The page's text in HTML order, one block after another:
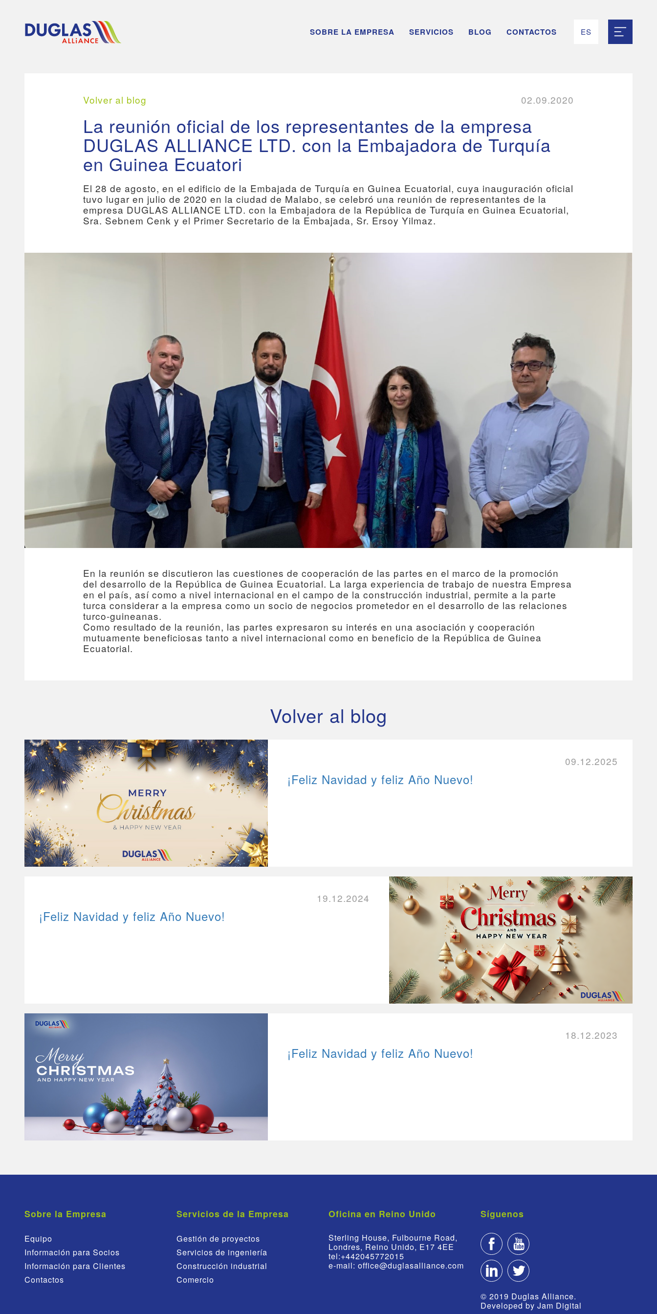
SOBRE LA EMPRESA SERVICIOS BLOG CONTACTOS ES
Volver al blog 02.09.2020
La reunión oficial de los representantes de la empresa
DUGLAS ALLIANCE LTD. con la Embajadora de Turquía
en Guinea Ecuatori
El 28 de agosto, en el edificio de la Embajada de Turquía en Guinea Ecuatorial, cuya inauguración oficial
tuvo lugar en julio de 2020 en la ciudad de Malabo, se celebró una reunión de representantes de la
empresa DUGLAS ALLIANCE LTD. con la Embajadora de la República de Turquía en Guinea Ecuatorial,
Sra. Sebnem Cenk y el Primer Secretario de la Embajada, Sr. Ersoy Yilmaz.
En la reunión se discutieron las cuestiones de cooperación de las partes en el marco de la promoción
del desarrollo de la República de Guinea Ecuatorial. La larga experiencia de trabajo de nuestra Empresa
en el país, así como a nivel internacional en el campo de la construcción industrial, permite a la parte
turca considerar a la empresa como un socio de negocios prometedor en el desarrollo de las relaciones
turco-guineanas.
Como resultado de la reunión, las partes expresaron su interés en una asociación y cooperación
mutuamente beneficiosas tanto a nivel internacional como en beneficio de la República de Guinea
Ecuatorial.
Volver al blog
09.12.2025
¡Feliz Navidad y feliz Año Nuevo!
19.12.2024
¡Feliz Navidad y feliz Año Nuevo!
18.12.2023
¡Feliz Navidad y feliz Año Nuevo!
Sobre la Empresa
Equipo
Información para Socios
Información para Clientes
Contactos
Servicios de la Empresa
Gestión de proyectos
Servicios de ingeniería
Construcción industrial
Comercio
Oficina en Reino Unido
Sterling House, Fulbourne Road,
Londres, Reino Unido, E17 4EE
tel:+442045772015
e-mail: office@duglasalliance.com
Síguenos
© 2019 Duglas Alliance.
Developed by Jam Digital